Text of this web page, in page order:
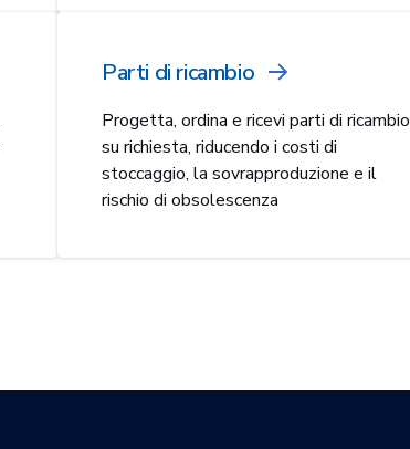
Parti di ricambio
Progetta, ordina e ricevi parti di ricambio
su richiesta, riducendo i costi di
stoccaggio, la sovrapproduzione e il
rischio di obsolescenza